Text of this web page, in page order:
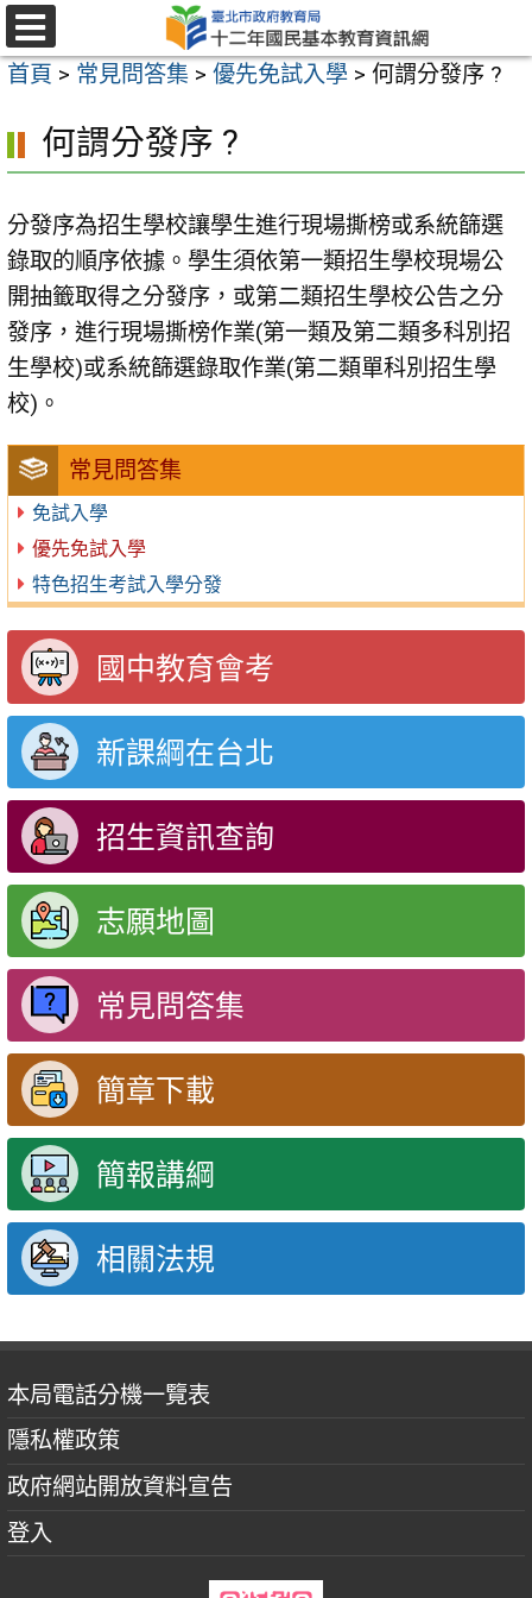
跳
至
主
內
區
選
單
首頁 > 常見問答集 > 優先免試入學 > 何謂分發序 ?
常見問答集
免試入學
優先免試入學
特色招生考試入學分發
國中教育會考
新課綱在台北
招生資訊查詢
志願地圖
常見問答集
簡章下載
簡報講綱
相關法規
何謂分發序 ?
分發序為招生學校讓學生進行現場撕榜或系統篩選
錄取的順序依據。學生須依第一類招生學校現場公
開抽籤取得之分發序，或第二類招生學校公告之分
發序，進行現場撕榜作業(第一類及第二類多科別招
生學校)或系統篩選錄取作業(第二類單科別招生學
校)。
本局電話分機一覽表
隱私權政策
政府網站開放資料宣告
登入